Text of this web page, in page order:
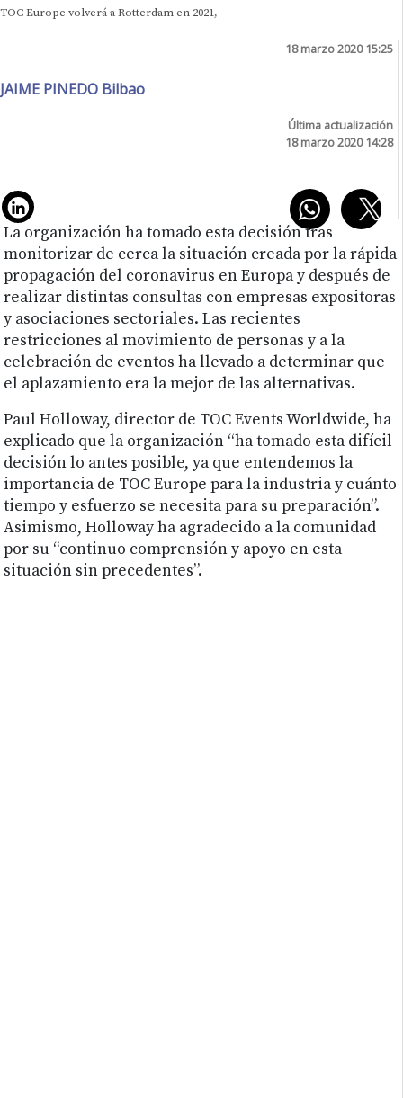
TOC Europe volverá a Rotterdam en 2021,
18 marzo 2020 15:25
JAIME PINEDO Bilbao
Última actualización
18 marzo 2020 14:28
La organización ha tomado esta decisión tras
monitorizar de cerca la situación creada por la rápida
propagación del coronavirus en Europa y después de
realizar distintas consultas con empresas expositoras
y asociaciones sectoriales. Las recientes
restricciones al movimiento de personas y a la
celebración de eventos ha llevado a determinar que
el aplazamiento era la mejor de las alternativas.
Paul Holloway, director de TOC Events Worldwide, ha
explicado que la organización “ha tomado esta difícil
decisión lo antes posible, ya que entendemos la
importancia de TOC Europe para la industria y cuánto
tiempo y esfuerzo se necesita para su preparación”.
Asimismo, Holloway ha agradecido a la comunidad
por su “continuo comprensión y apoyo en esta
situación sin precedentes”.